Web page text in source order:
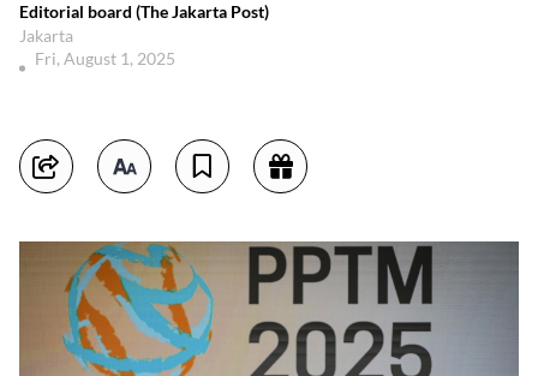
Editorial board (The Jakarta Post)
Jakarta
Fri, August 1, 2025